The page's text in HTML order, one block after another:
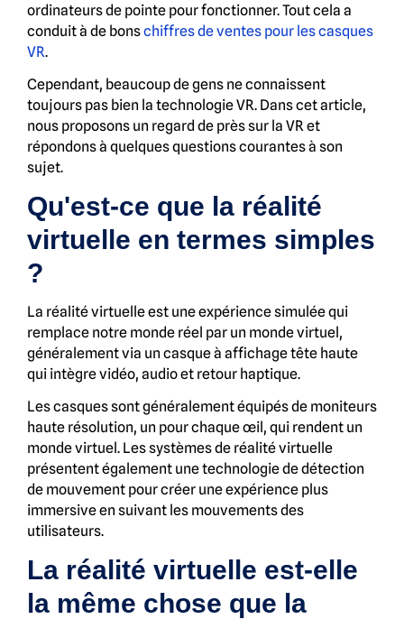
ordinateurs de pointe pour fonctionner. Tout cela a
conduit à de bonschiffres de ventes pour les casques
VR.
Cependant, beaucoup de gens ne connaissent
toujours pas bien la technologie VR. Dans cet article,
nous proposons un regard de près sur la VR et
répondons à quelques questions courantes à son
sujet.
Qu'est-ce que la réalité
virtuelle en termes simples
?
La réalité virtuelle est une expérience simulée qui
remplace notre monde réel par un monde virtuel,
généralement via un casque à affichage tête haute
qui intègre vidéo, audio et retour haptique.
Les casques sont généralement équipés de moniteurs
haute résolution, un pour chaque œil, qui rendent un
monde virtuel. Les systèmes de réalité virtuelle
présentent également une technologie de détection
de mouvement pour créer une expérience plus
immersive en suivant les mouvements des
utilisateurs.
La réalité virtuelle est-elle
la même chose que la